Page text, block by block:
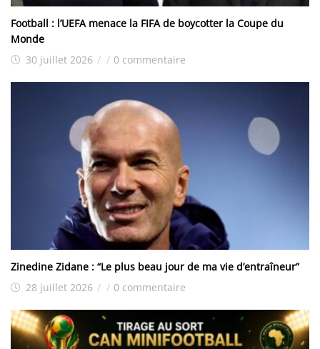
Football : l’UEFA menace la FIFA de boycotter la Coupe du
Monde
30 juillet 2026 / / 0 commentaire
Zinedine Zidane : “Le plus beau jour de ma vie d’entraîneur”
28 juillet 2026 / / 0 commentaire